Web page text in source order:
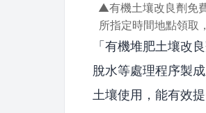
▲有機土壤改良劑免
所指定時間地點領取
「有機堆肥土壤改
脫水等處理程序製
土壤使用，能有效